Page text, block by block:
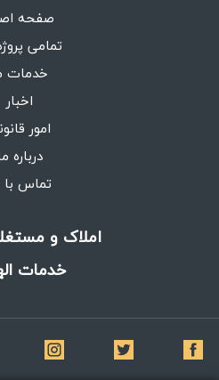
صفحه
تمامی
خدمات
اخبار
امور
درباره
تماس با
املاک و
خدمات